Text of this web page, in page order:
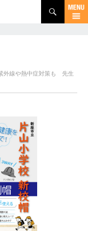
外線や熱中症対策も 先生